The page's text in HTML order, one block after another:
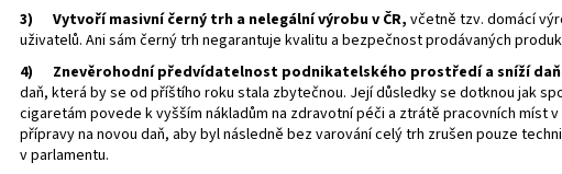
3) Vytvoří masivní černý trh a nelegální výrobu v ČR, včetně tzv. domácí
uživatelů. Ani sám černý trh negarantuje kvalitu a bezpečnost prodávaných
4) Znevěrohodní předvídatelnost podnikatelského prostředí a sníží
daň, která by se od příštího roku stala zbytečnou. Její důsledky se dotknou jak
cigaretám povede k vyšším nákladům na zdravotní péči a ztrátě pracovních míst
přípravy na novou daň, aby byl následně bez varování celý trh zrušen pouze
v parlamentu.